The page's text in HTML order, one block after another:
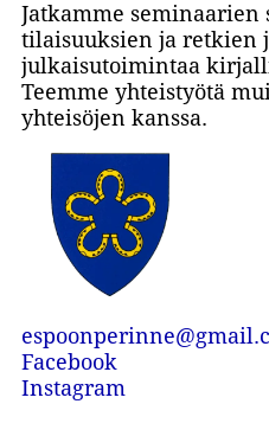
Jatkamme seminaarien
tilaisuuksien ja retkien
julkaisutoimintaa
Teemme yhteistyötä
yhteisöjen kanssa.
Facebook
Instagram